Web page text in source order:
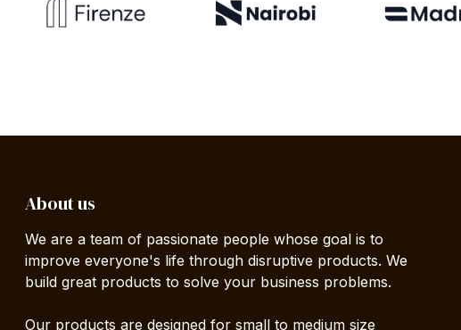
About us
We are a team of passionate people whose goal is to
improve everyone's life through disruptive products. We
build great products to solve your business problems.
Our products are designed for small to medium size